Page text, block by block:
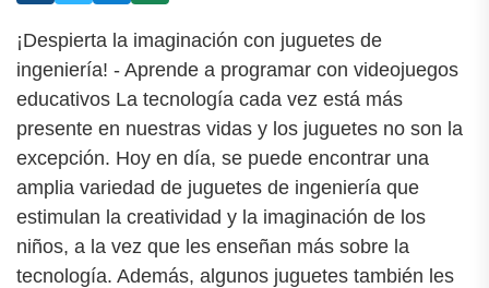
¡Despierta la imaginación con juguetes de
ingeniería! - Aprende a programar con videojuegos
educativos La tecnología cada vez está más
presente en nuestras vidas y los juguetes no son la
excepción. Hoy en día, se puede encontrar una
amplia variedad de juguetes de ingeniería que
estimulan la creatividad y la imaginación de los
niños, a la vez que les enseñan más sobre la
tecnología. Además, algunos juguetes también les